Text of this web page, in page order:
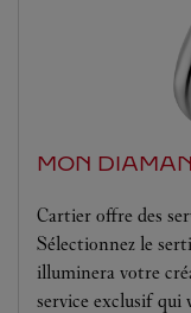
MON
Cartier offre des
Sélectionnez le
illuminera votre
service exclusif